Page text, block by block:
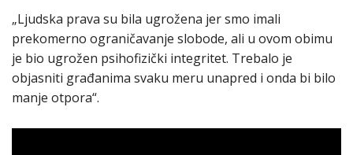
„Ljudska prava su bila ugrožena jer smo imali
prekomerno ograničavanje slobode, ali u ovom obimu
je bio ugrožen psihofizički integritet. Trebalo je
objasniti građanima svaku meru unapred i onda bi bilo
manje otpora“.